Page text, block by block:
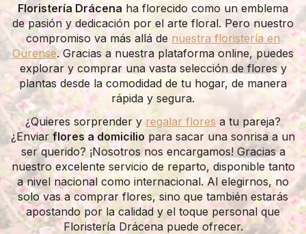
Floristería Drácena ha florecido como un emblema
de pasión y dedicación por el arte floral. Pero nuestro
compromiso va más allá de nuestra floristería en
Ourense. Gracias a nuestra plataforma online, puedes
explorar y comprar una vasta selección de flores y
plantas desde la comodidad de tu hogar, de manera
rápida y segura.
¿Quieres sorprender yregalar flores a tu pareja?
¿Enviar flores a domiciliopara sacar una sonrisa a un
ser querido? ¡Nosotros nos encargamos! Gracias a
nuestro excelente servicio de reparto, disponible tanto
a nivel nacional como internacional. Al elegirnos, no
solo vas a comprar flores, sino que también estarás
apostando por la calidad y el toque personal que
Floristería Drácena puede ofrecer.